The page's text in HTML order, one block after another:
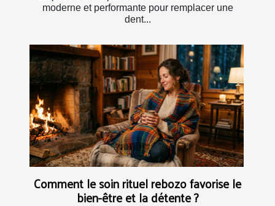
moderne et performante pour remplacer une
dent...
Comment le soin rituel rebozo favorise le
bien-être et la détente ?